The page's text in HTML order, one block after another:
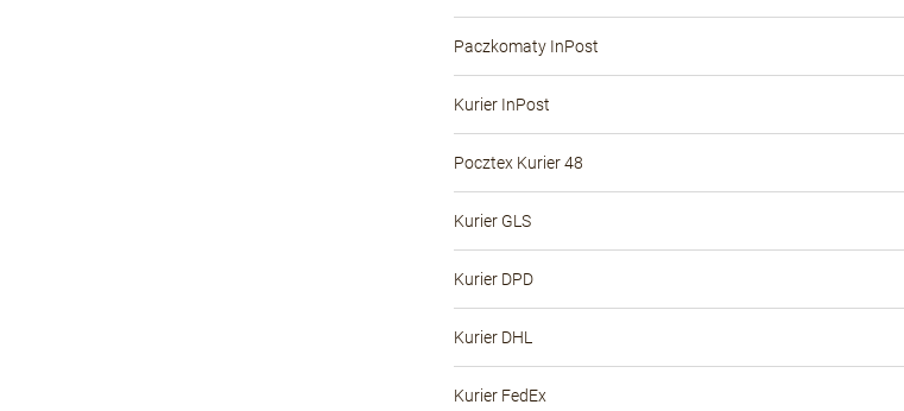
Paczkomaty InPost
Kurier InPost
Pocztex Kurier 48
Kurier GLS
Kurier DPD
Kurier DHL
Kurier FedEx